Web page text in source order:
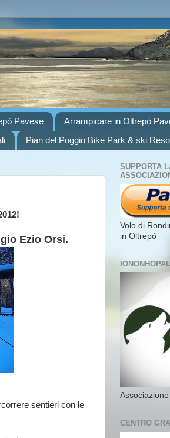
Pavese
Arrampicare in Oltrepò
Pian del Poggio Bike Park & ski
Ezio Orsi.
sentieri con le
SUPPORTA
Volo di
in Oltrepò
CENTRO